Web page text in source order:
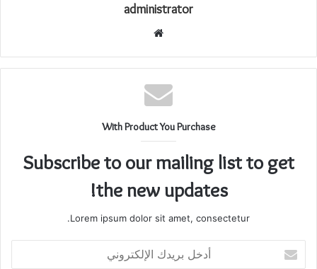
administrator
With Product You Purchase
Subscribe to our mailing list to get
the new updates!
Lorem ipsum dolor sit amet, consectetur.
بريدك